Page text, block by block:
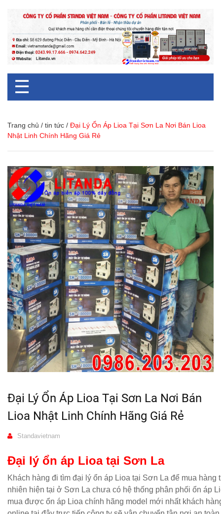
☰
Trang chủ / tin tức / Đại Lý Ổn Áp Lioa Tại Sơn La Nơi Bán Lioa
Nhật Linh Chính Hãng Giá Rẻ
Đại Lý Ổn Áp Lioa Tại Sơn La Nơi Bán
Lioa Nhật Linh Chính Hãng Giá Rẻ
Standavietnam
Đại lý ổn áp Lioa tại Sơn La
Khách hàng đi tìm đại lý ổn áp Lioa tại Sơn La để mua hàng
nhiên hiện tại ở Sơn La chưa có hệ thống phân phối ổn áp
mua được ổn áp Lioa chính hãng model mới nhất khách